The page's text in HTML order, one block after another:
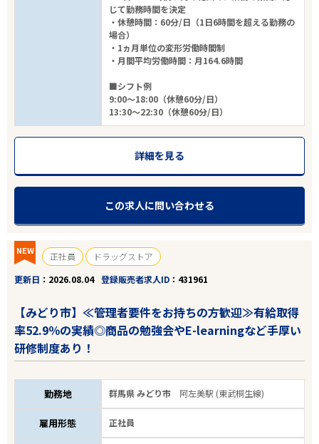
じて勤務時間を決定
・休憩時間：60分/日（1日6時間を超える勤務の
場合）
・1ヵ月単位の変形労働時間制
・月間平均労働時間：月164.6時間
■シフト例
9:00～18:00（休憩60分/日）
13:30～22:30（休憩60分/日）
詳細を見る
この求人に問い合わせる
NEW 正社員
ドラッグストア
更新日
2026.08.04 登録販売者求人ID 431961
【みどり市】≪管理者要件をお持ちの方歓迎≫有給取得
率52.9％の実績◎商品の勉強会やE-learningなど手厚い
研修制度あり！
勤務地 群馬県 みどり市 阿左美駅 (東武桐生線)
雇用形態 正社員